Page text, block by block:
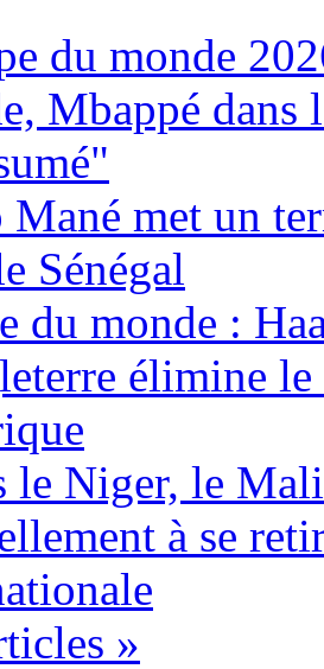
du monde
Mbappé dans
Mané met un
Sénégal
du monde :
élimine
le Niger, le
à se
»